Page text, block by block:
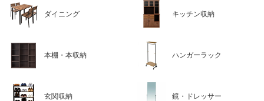
ダイニング キッチン収納
本棚・本収納 ハンガーラック
玄関収納 鏡・ドレッサー